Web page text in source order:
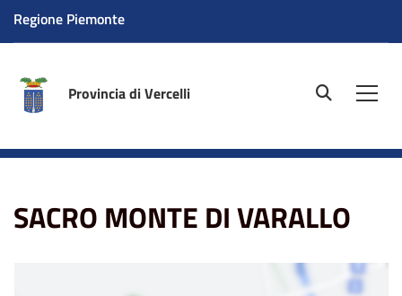
Regione Piemonte
Provincia di Vercelli site.searc
Home La sede SACRO MONTE DI VARALLO
SACRO MONTE DI VARALLO